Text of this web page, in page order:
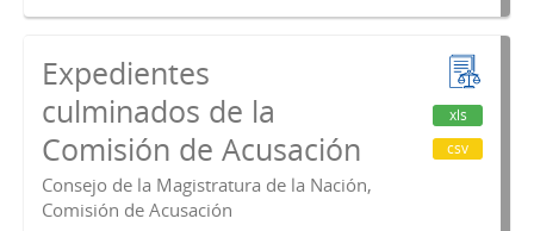
Expedientes
culminados de la
Comisión de Acusación
Consejo de la Magistratura de la Nación,
Comisión de Acusación
xls
csv